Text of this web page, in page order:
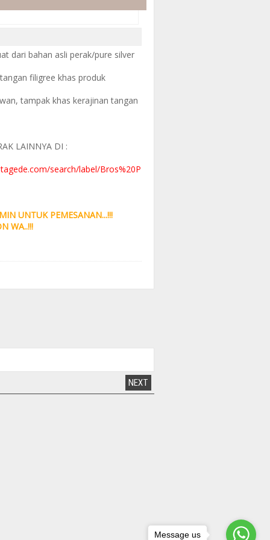
dari bahan asli perak/pure silver
filigree khas produk
tampak khas kerajinan tangan
LAINNYA DI :
search/label/Bros%20P
UNTUK PEMESANAN...!!!
NEXT
Message us